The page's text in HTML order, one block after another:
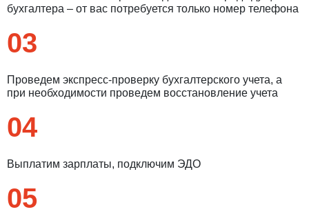
бухгалтера – от вас потребуется только номер телефона
03
Проведем экспресс-проверку бухгалтерского учета, а
при необходимости проведем восстановление учета
04
Выплатим зарплаты, подключим ЭДО
05